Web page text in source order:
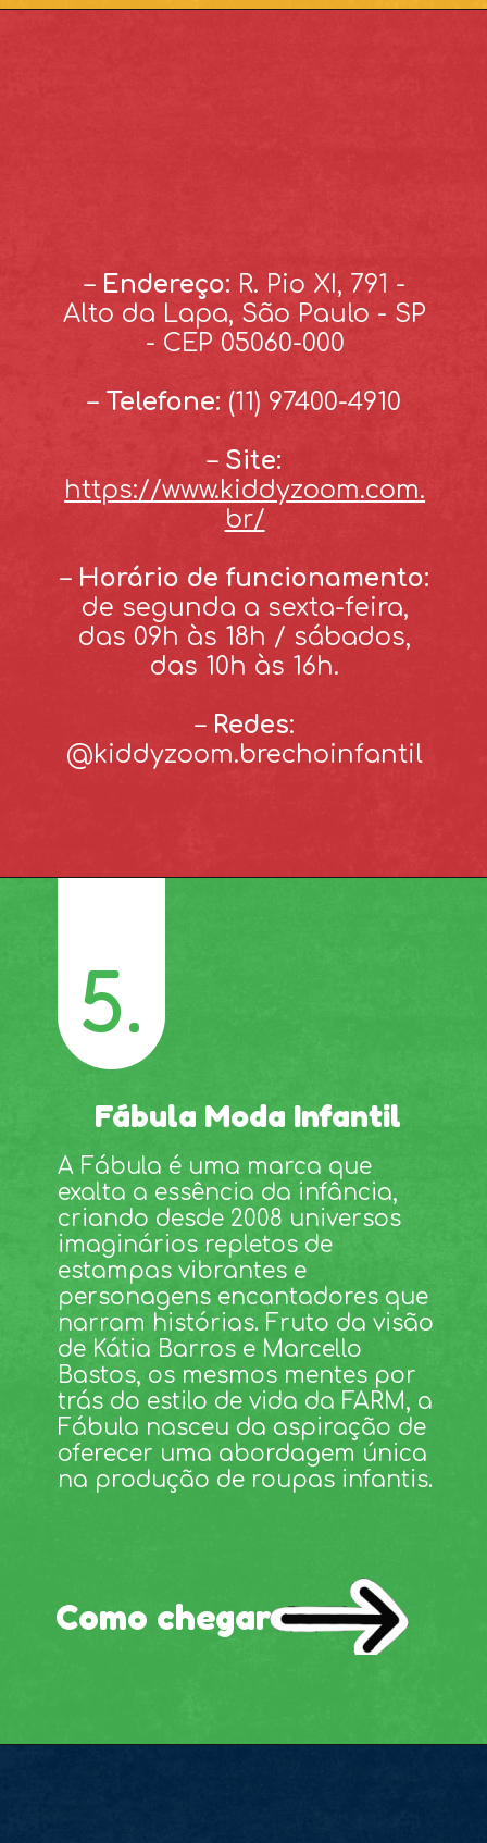
– Endereço: R. Pio XI, 791 -
Alto da Lapa, São Paulo - SP
- CEP 05060-000
– Telefone: (11) 97400-4910
– Site:
https://www.kiddyzoom.com.
br/
– Horário de funcionamento:
de segunda a sexta-feira,
das 09h às 18h / sábados,
das 10h às 16h.
– Redes:
@kiddyzoom.brechoinfantil
Fábula Moda Infantil
A Fábula é uma marca que
exalta a essência da infância,
criando desde 2008 universos
imaginários repletos de
estampas vibrantes e
personagens encantadores que
narram histórias. Fruto da visão
de Kátia Barros e Marcello
Bastos, os mesmos mentes por
trás do estilo de vida da FARM, a
Fábula nasceu da aspiração de
oferecer uma abordagem única
na produção de roupas infantis.
5.
Como chegar